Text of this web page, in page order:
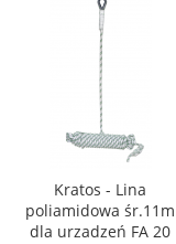
Kratos - Lina
poliamidowa śr.11m
dla urzadzeń FA 20